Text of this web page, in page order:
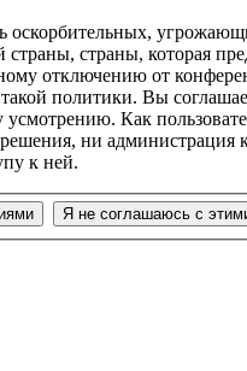
оскорбительных,
страны, которая
отключению от
политики. Вы
Как
ни
к ней.